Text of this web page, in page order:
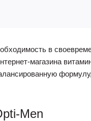
в
магазина
Men